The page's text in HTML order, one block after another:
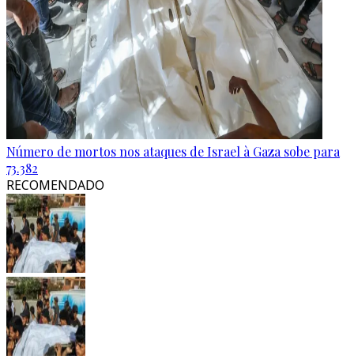
Número de mortos nos ataques de Israel à Gaza sobe para
73.382
RECOMENDADO